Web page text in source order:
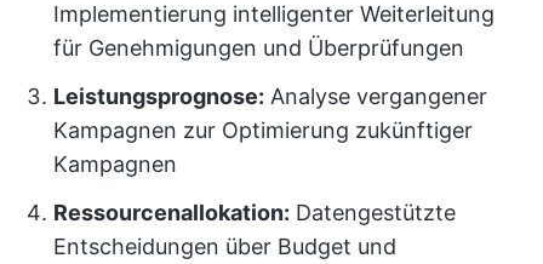
Implementierung intelligenter Weiterleitung
für Genehmigungen und Überprüfungen
Leistungsprognose: Analyse vergangener
Kampagnen zur Optimierung zukünftiger
Kampagnen
Ressourcenallokation: Datengestützte
Entscheidungen über Budget und